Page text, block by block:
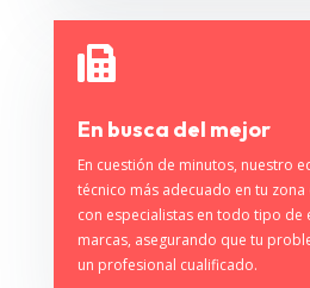

En busca del mejor
En cuestión de minutos, nuestro
técnico más adecuado en tu
con especialistas en todo tipo de
marcas, asegurando que tu
un profesional cualificado.